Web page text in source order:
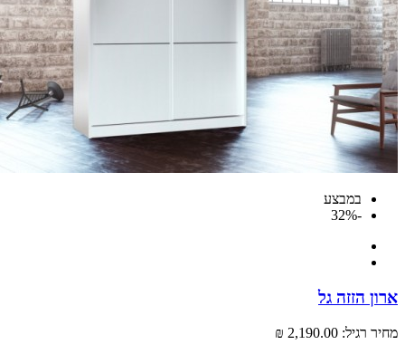
במבצע
הזזה גל
רגיל: 2,190.00 ₪